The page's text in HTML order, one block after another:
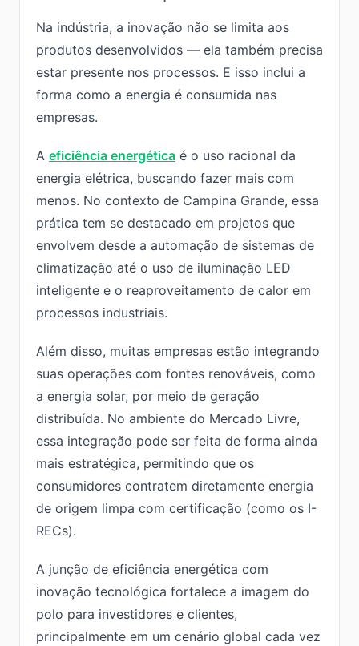
Na indústria, a inovação não se limita aos
produtos desenvolvidos — ela também precisa
estar presente nos processos. E isso inclui a
forma como a energia é consumida nas
empresas.
A eficiência energética é o uso racional da
energia elétrica, buscando fazer mais com
menos. No contexto de Campina Grande, essa
prática tem se destacado em projetos que
envolvem desde a automação de sistemas de
climatização até o uso de iluminação LED
inteligente e o reaproveitamento de calor em
processos industriais.
Além disso, muitas empresas estão integrando
suas operações com fontes renováveis, como
a energia solar, por meio de geração
distribuída. No ambiente do Mercado Livre,
essa integração pode ser feita de forma ainda
mais estratégica, permitindo que os
consumidores contratem diretamente energia
de origem limpa com certificação (como os I-
RECs).
A junção de eficiência energética com
inovação tecnológica fortalece a imagem do
polo para investidores e clientes,
principalmente em um cenário global cada vez